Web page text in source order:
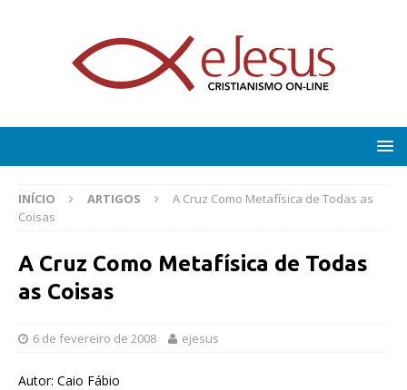
INÍCIO ARTIGOS
A Cruz Como Metafísica de Todas as
Coisas
A Cruz Como Metafísica de Todas
as Coisas
6 de fevereiro de 2008 ejesus
Autor: Caio Fábio